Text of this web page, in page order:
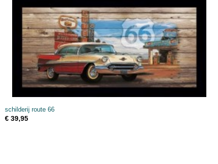
schilderij route 66
€ 39,95